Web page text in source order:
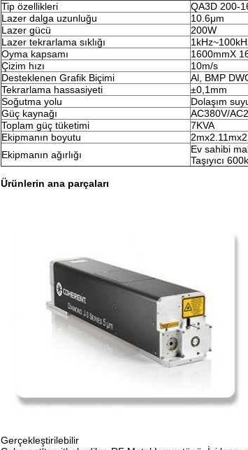
Tip özellikleri QA3D 200-
Lazer dalga uzunluğu
10.6μm
Lazer gücü
200W
Lazer tekrarlama sıklığı
Oyma kapsamı
1600mmX
Çizim hızı
10m/s
Desteklenen Grafik Biçimi
Al, BMP
Tekrarlama hassasiyeti
±0,1mm
Soğutma yolu
Dolaşım
Güç kaynağı
AC380V/
Toplam güç tüketimi
7KVA
Ekipmanın boyutu
Ekipmanın ağırlığı
Ev sahibi
Taşıyıcı
Ürünlerin ana parçaları
Gerçekleştirilebilir